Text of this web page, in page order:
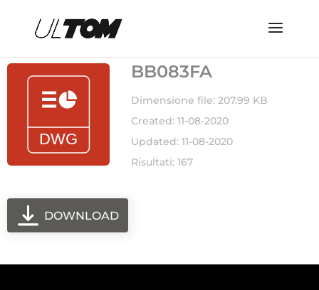
BB083FA
Dimensione file: 207.99 KB
Created: 11-08-2020
Updated: 11-08-2020
Risultati: 167
DOWNLOAD